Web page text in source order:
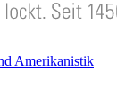
Amerikanistik